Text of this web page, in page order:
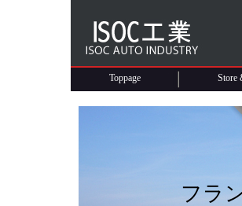
Toppage Store
フラ